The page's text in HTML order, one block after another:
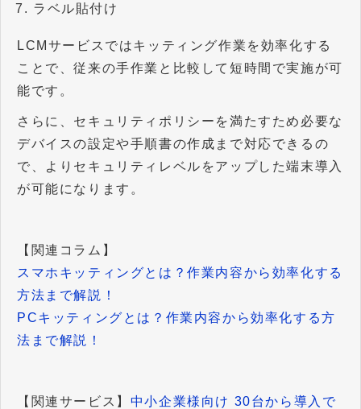
ラベル貼付け
LCMサービスではキッティング作業を効率化する
ことで、従来の手作業と比較して短時間で実施が可
能です。
さらに、セキュリティポリシーを満たすため必要な
デバイスの設定や手順書の作成まで対応できるの
で、よりセキュリティレベルをアップした端末導入
が可能になります。
【関連コラム】
スマホキッティングとは？作業内容から効率化する
方法まで解説！
PCキッティングとは？作業内容から効率化する方
法まで解説！
【関連サービス】 中小企業様向け 30台から導入で